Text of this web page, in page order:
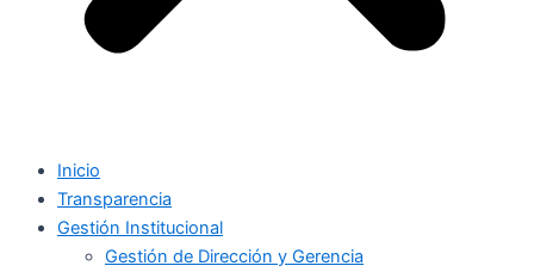
Inicio
Transparencia
Gestión Institucional
Gestión de Dirección y Gerencia